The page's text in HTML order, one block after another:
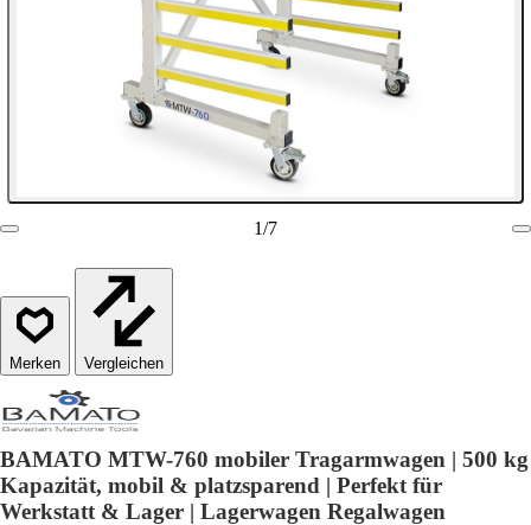
1/7
Vergleichen
BAMATO MTW-760 mobiler Tragarmwagen | 500 kg
Kapazität, mobil & platzsparend | Perfekt für
Werkstatt & Lager | Lagerwagen Regalwagen